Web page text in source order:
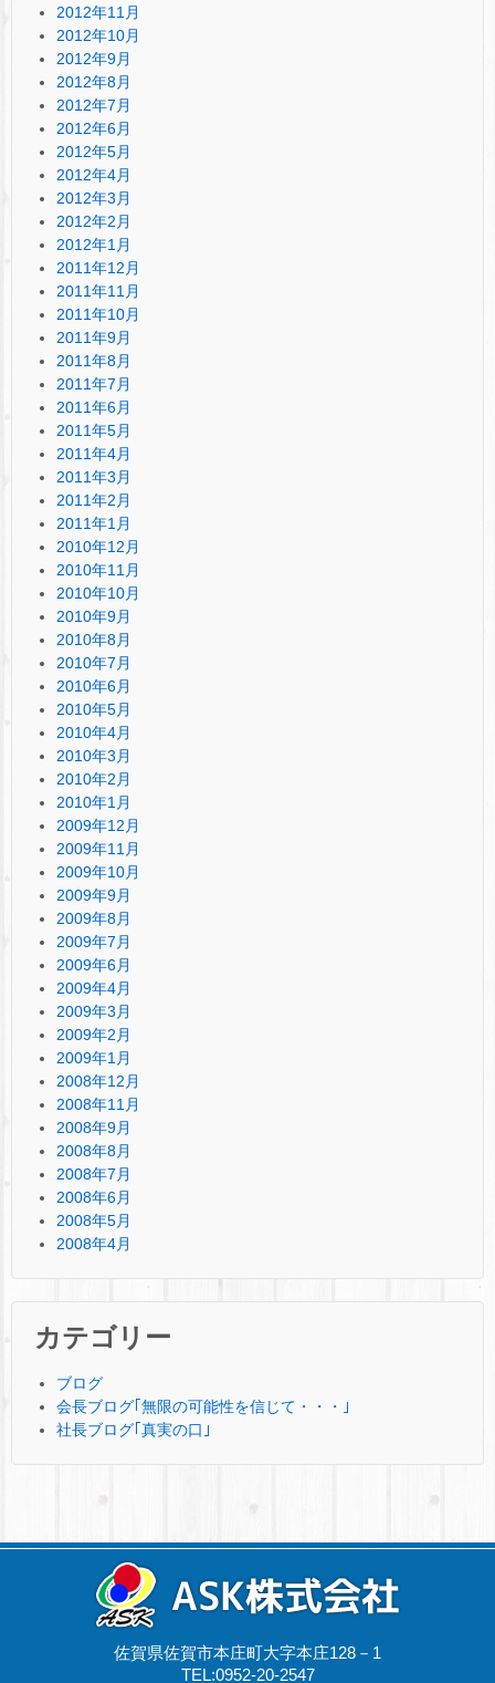
2012年11月
2012年10月
2012年9月
2012年8月
2012年7月
2012年6月
2012年5月
2012年4月
2012年3月
2012年2月
2012年1月
2011年12月
2011年11月
2011年10月
2011年9月
2011年8月
2011年7月
2011年6月
2011年5月
2011年4月
2011年3月
2011年2月
2011年1月
2010年12月
2010年11月
2010年10月
2010年9月
2010年8月
2010年7月
2010年6月
2010年5月
2010年4月
2010年3月
2010年2月
2010年1月
2009年12月
2009年11月
2009年10月
2009年9月
2009年8月
2009年7月
2009年6月
2009年4月
2009年3月
2009年2月
2009年1月
2008年12月
2008年11月
2008年9月
2008年8月
2008年7月
2008年6月
2008年5月
2008年4月
カテゴリー
ブログ
会長ブログ｢無限の可能性を信じて・・・｣
社長ブログ｢真実の口｣
佐賀県佐賀市本庄町大字本庄128－1
TEL:0952-20-2547